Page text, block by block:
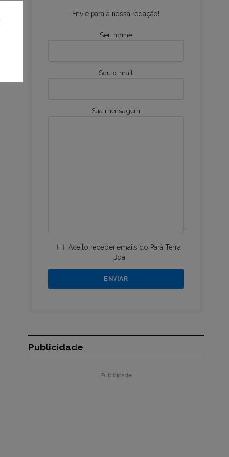
Envie para a nossa redação!
Seu nome
Seu e-mail
Sua mensagem
Aceito receber emails do Pará Terra
Boa
Publicidade
Publicidade